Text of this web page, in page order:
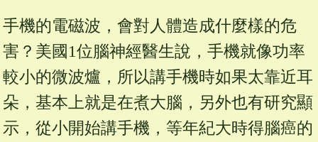
手機的電磁波，會對人體造成什麼樣的危
害？美國1位腦神經醫生說，手機就像功率
較小的微波爐，所以講手機時如果太靠近耳
朵，基本上就是在煮大腦，另外也有研究顯
示，從小開始講手機，等年紀大時得腦癌的